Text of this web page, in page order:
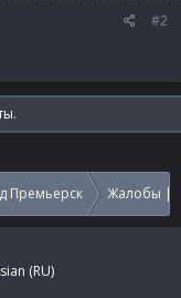
#2
Премьерск Жалобы |
(RU)